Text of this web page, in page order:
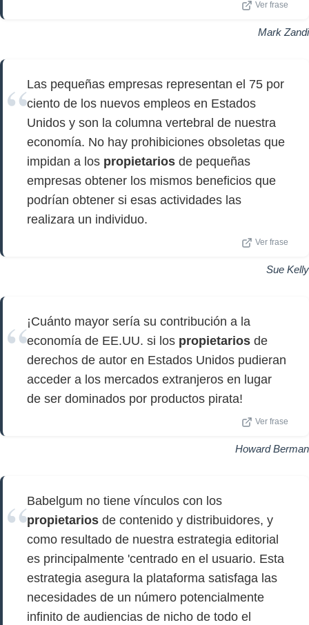
Ver frase
Mark Zandi
Las pequeñas empresas representan el 75 por
ciento de los nuevos empleos en Estados
Unidos y son la columna vertebral de nuestra
economía. No hay prohibiciones obsoletas que
impidan a los propietarios de pequeñas
empresas obtener los mismos beneficios que
podrían obtener si esas actividades las
realizara un individuo.
Ver frase
Sue Kelly
¡Cuánto mayor sería su contribución a la
economía de EE.UU. si los propietarios de
derechos de autor en Estados Unidos pudieran
acceder a los mercados extranjeros en lugar
de ser dominados por productos pirata!
Ver frase
Howard Berman
Babelgum no tiene vínculos con los
propietarios de contenido y distribuidores, y
como resultado de nuestra estrategia editorial
es principalmente 'centrado en el usuario. Esta
estrategia asegura la plataforma satisfaga las
necesidades de un número potencialmente
infinito de audiencias de nicho de todo el